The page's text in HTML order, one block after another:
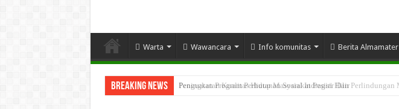
Warta Wawancara Info komunitas Berita Almamater
Breaking News Penguatan Program Perhutanan Sosial Indragiri Hilir